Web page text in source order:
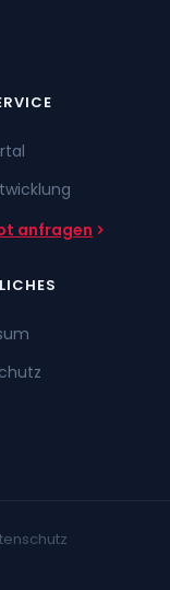
anfragen